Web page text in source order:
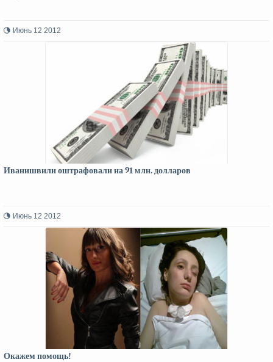
Июнь 12 2012
Иванишвили оштрафовали на 91 млн. долларов
Июнь 12 2012
Окажем помощь!